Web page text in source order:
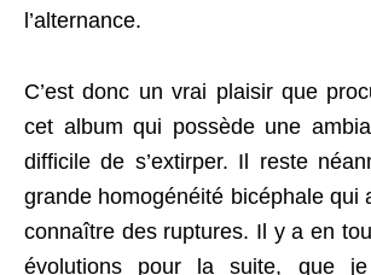
l’alternance.
C’est donc un vrai plaisir que
cet album qui possède une
difficile de s’extirper. Il reste
grande homogénéité bicéphale qui
connaître des ruptures. Il y a en
évolutions pour la suite, que je